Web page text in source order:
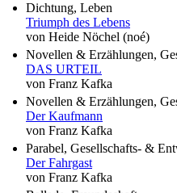
Dichtung, Leben
Triumph des Lebens
von Heide Nöchel (noé)
Novellen & Erzählungen,
DAS URTEIL
von Franz Kafka
Novellen & Erzählungen,
Der Kaufmann
von Franz Kafka
Parabel, Gesellschafts- &
Der Fahrgast
von Franz Kafka